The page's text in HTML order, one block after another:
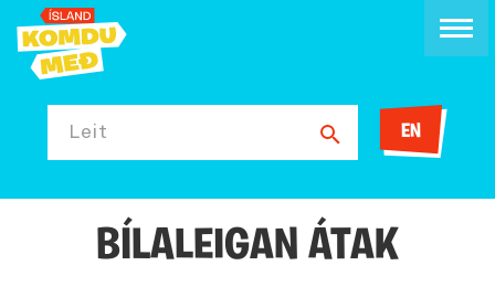
Leit EN
BÍLALEIGAN ÁTAK